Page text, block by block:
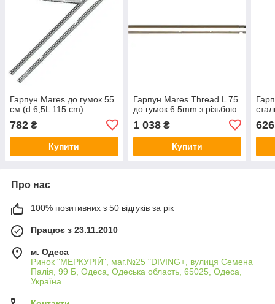
Гарпун Mares до гумок 55
см (d 6,5L 115 cm)
782 ₴
Купити
Гарпун Mares Thread L 75
до гумок 6.5mm з різьбою
1 038₴
Купити
626
Про нас
100% позитивних з 50 відгуків за рік
Працює з 23.11.2010
м. Одеса
Ринок "МЕРКУРІЙ", маг.№25 "DIVING+, вулиця Семена
Палія, 99 Б, Одеса, Одеська область, 65025, Одеса,
Україна